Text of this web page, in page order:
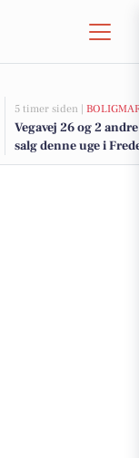
5 timer siden |
Vegavej 26 og 2
salg denne uge i
boligerne her.